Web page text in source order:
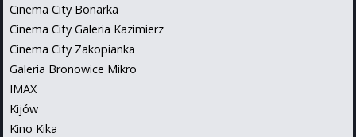
Cinema City Bonarka
Cinema City Galeria Kazimierz
Cinema City Zakopianka
Galeria Bronowice Mikro
IMAX
Kijów
Kino Kika